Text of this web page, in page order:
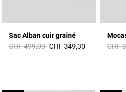
Sac Alban cuir grainé
Prix réduit à partir de
CHF 499,00àCHF 349,30
Prix
CHF